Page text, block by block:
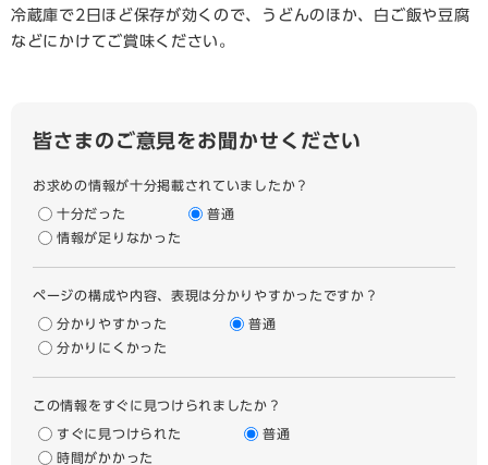
冷蔵庫で2日ほど保存が効くので、うどんのほか、白ご飯や豆腐
などにかけてご賞味ください。
皆さまのご意見をお聞かせください
お求めの情報が十分掲載されていましたか？
十分だった
普通
情報が足りなかった
ページの構成や内容、表現は分かりやすかったですか？
分かりやすかった
普通
分かりにくかった
この情報をすぐに見つけられましたか？
すぐに見つけられた
普通
時間がかかった